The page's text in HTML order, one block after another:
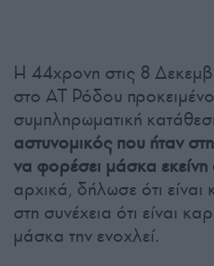
Η 44χρονη στις 8
στο ΑΤ Ρόδου
συμπληρωματική
αστυνομικός που ήταν
να φορέσει μάσκα
αρχικά, δήλωσε ότι είναι
στη συνέχεια ότι είναι
μάσκα την ενοχλεί.